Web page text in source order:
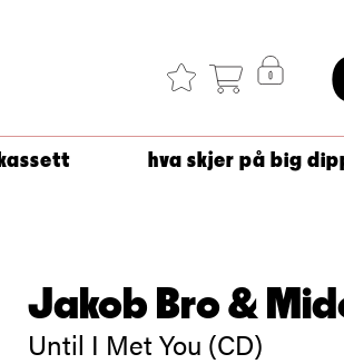
kassett hva skjer på big
Jakob Bro &
Until I Met You (CD)